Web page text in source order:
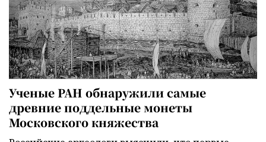
Ученые РАН обнаружили самые
древние поддельные монеты
Московского княжества